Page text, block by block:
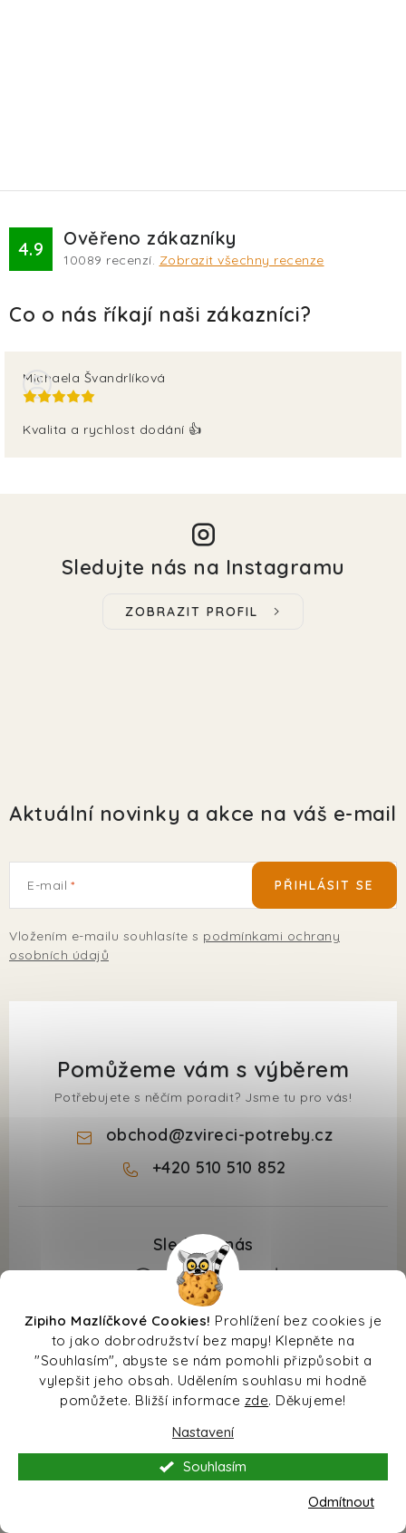
Zipiho Mazlíčkové Cookies! Prohlížení bez cookies je
to jako dobrodružství bez mapy! Klepněte na
"Souhlasím", abyste se nám pomohli přizpůsobit a
vylepšit jeho obsah. Udělením souhlasu mi hodně
pomůžete. Bližší informace zde. Děkujeme!
Nastavení
Odmítnout
Souhlasím
4.9 Ověřeno zákazníky
10089 recenzí. Zobrazit všechny recenze
Michaela Švandrlíková
Kvalita a rychlost dodání 👍
Sledujte nás na Instagramu
ZOBRAZIT PROFIL
Aktuální novinky a akce na váš e-mail
E-mail
Vložením e-mailu souhlasíte s podmínkami ochrany
osobních údajů
PŘIHLÁSIT SE
Pomůžeme vám s výběrem
Potřebujete s něčím poradit? Jsme tu pro vás!
obchod@zvireci-potreby.cz
+420 510 510 852
Informace pro vás
Kontakty
Odložené platby PlatímPak
Jak krmit psa při průjmu a dostat ho do kondice?